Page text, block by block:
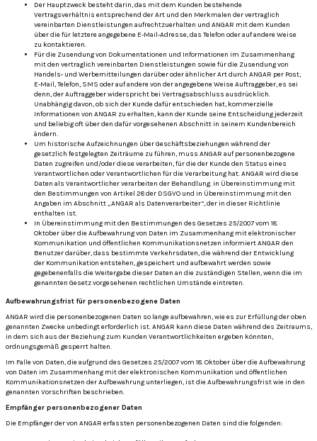
Der Hauptzweck besteht darin, das mit dem Kunden bestehende
Vertragsverhältnis entsprechend der Art und den Merkmalen der vertraglich
vereinbarten Dienstleistungen aufrechtzuerhalten und ANGAR mit dem Kunden
über die für letztere angegebene E-Mail-Adresse, das Telefon oder auf andere Weise
zu kontaktieren.
Für die Zusendung von Dokumentationen und Informationen im Zusammenhang
mit den vertraglich vereinbarten Dienstleistungen sowie für die Zusendung von
Handels- und Werbemitteilungen darüber oder ähnlicher Art durch ANGAR per Post,
E-Mail, Telefon, SMS oder auf andere von der angegebene Weise Auftraggeber, es sei
denn, der Auftraggeber widerspricht bei Vertragsabschluss ausdrücklich.
Unabhängig davon, ob sich der Kunde dafür entschieden hat, kommerzielle
Informationen von ANGAR zu erhalten, kann der Kunde seine Entscheidung jederzeit
und beliebig oft über den dafür vorgesehenen Abschnitt in seinem Kundenbereich
ändern.
Um historische Aufzeichnungen über Geschäftsbeziehungen während der
gesetzlich festgelegten Zeiträume zu führen, muss ANGAR auf personenbezogene
Daten zugreifen und/oder diese verarbeiten, für die der Kunde den Status eines
Verantwortlichen oder Verantwortlichen für die Verarbeitung hat. ANGAR wird diese
Daten als Verantwortlicher verarbeiten der Behandlung. in Übereinstimmung mit
den Bestimmungen von Artikel 28 der DSGVO und in Übereinstimmung mit den
Angaben im Abschnitt „ANGAR als Datenverarbeiter“, der in dieser Richtlinie
enthalten ist.
In Übereinstimmung mit den Bestimmungen des Gesetzes 25/2007 vom 18.
Oktober über die Aufbewahrung von Daten im Zusammenhang mit elektronischer
Kommunikation und öffentlichen Kommunikationsnetzen informiert ANGAR den
Benutzer darüber, dass bestimmte Verkehrsdaten, die während der Entwicklung
der Kommunikation entstehen, gespeichert und aufbewahrt werden sowie
gegebenenfalls die Weitergabe dieser Daten an die zuständigen Stellen, wenn die im
genannten Gesetz vorgesehenen rechtlichen Umstände eintreten.
Aufbewahrungsfrist für personenbezogene Daten
ANGAR wird die personenbezogenen Daten so lange aufbewahren, wie es zur Erfüllung der oben
genannten Zwecke unbedingt erforderlich ist. ANGAR kann diese Daten während des Zeitraums,
in dem sich aus der Beziehung zum Kunden Verantwortlichkeiten ergeben könnten,
ordnungsgemäß gesperrt halten.
Im Falle von Daten, die aufgrund des Gesetzes 25/2007 vom 18. Oktober über die Aufbewahrung
von Daten im Zusammenhang mit der elektronischen Kommunikation und öffentlichen
Kommunikationsnetzen der Aufbewahrung unterliegen, ist die Aufbewahrungsfrist wie in den
genannten Vorschriften beschrieben.
Empfänger personenbezogener Daten
Die Empfänger der von ANGAR erfassten personenbezogenen Daten sind die folgenden: